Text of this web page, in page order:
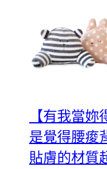
【有我當
是覺得腰痠
貼膚的材質